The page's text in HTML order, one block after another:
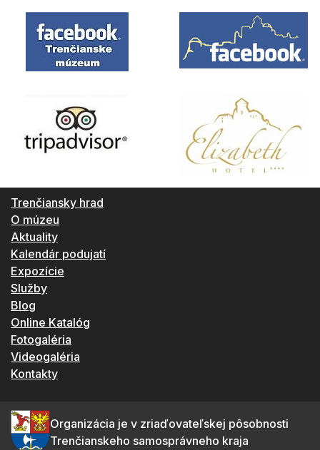
Trenčiansky hrad
O múzeu
Aktuality
Kalendár podujatí
Expozície
Služby
Blog
Online Katalóg
Fotogaléria
Videogaléria
Kontakty
Organizácia je v zriaďovateľskej pôsobnosti
Trenčianskeho samosprávneho kraja